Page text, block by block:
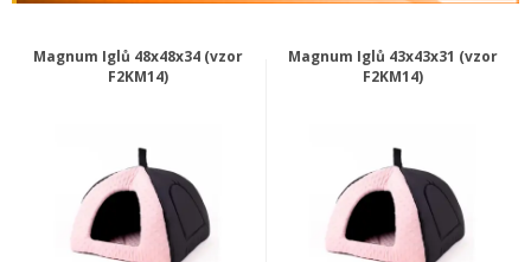
Magnum Iglů 48x48x34 (vzor
F2KM14)
Magnum Iglů 43x43x31 (vzor
F2KM14)